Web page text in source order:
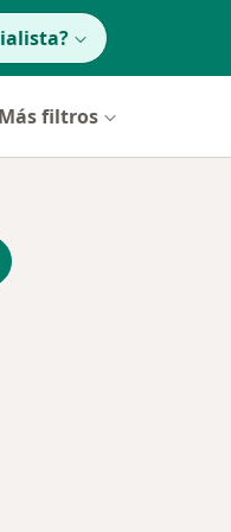
Más filtros